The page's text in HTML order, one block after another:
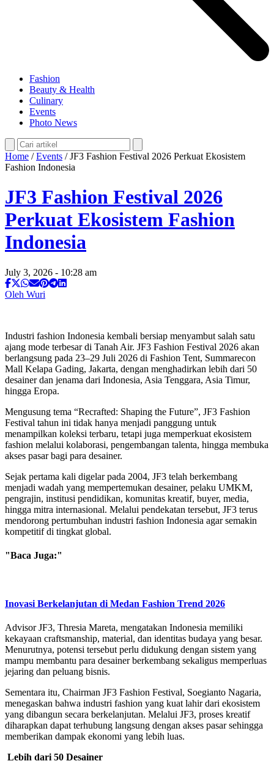
Fashion
Beauty & Health
Culinary
Events
Photo News
Home /Events /JF3 Fashion Festival 2026 Perkuat Ekosistem
Fashion Indonesia
JF3 Fashion Festival 2026
Perkuat Ekosistem Fashion
Indonesia
July 3, 2026 - 10:28 am
Oleh Wuri
Industri fashion Indonesia kembali bersiap menyambut salah satu
ajang mode terbesar di Tanah Air. JF3 Fashion Festival 2026 akan
berlangsung pada 23–29 Juli 2026 di Fashion Tent, Summarecon
Mall Kelapa Gading, Jakarta, dengan menghadirkan lebih dari 50
desainer dan jenama dari Indonesia, Asia Tenggara, Asia Timur,
hingga Eropa.
Mengusung tema “Recrafted: Shaping the Future”, JF3 Fashion
Festival tahun ini tidak hanya menjadi panggung untuk
menampilkan koleksi terbaru, tetapi juga memperkuat ekosistem
fashion melalui kolaborasi, pengembangan talenta, hingga membuka
akses pasar bagi para desainer.
Sejak pertama kali digelar pada 2004, JF3 telah berkembang
menjadi wadah yang mempertemukan desainer, pelaku UMKM,
pengrajin, institusi pendidikan, komunitas kreatif, buyer, media,
hingga mitra internasional. Melalui pendekatan tersebut, JF3 terus
mendorong pertumbuhan industri fashion Indonesia agar semakin
kompetitif di tingkat global.
"Baca Juga:"
Inovasi Berkelanjutan di Medan Fashion Trend 2026
Advisor JF3, Thresia Mareta, mengatakan Indonesia memiliki
kekayaan craftsmanship, material, dan identitas budaya yang besar.
Menurutnya, potensi tersebut perlu didukung dengan sistem yang
mampu membantu para desainer berkembang sekaligus memperluas
jejaring dan peluang bisnis.
Sementara itu, Chairman JF3 Fashion Festival, Soegianto Nagaria,
menegaskan bahwa industri fashion yang kuat lahir dari ekosistem
yang dibangun secara berkelanjutan. Melalui JF3, proses kreatif
diharapkan dapat terhubung langsung dengan akses pasar sehingga
memberikan dampak ekonomi yang lebih luas.
Lebih dari 50 Desainer